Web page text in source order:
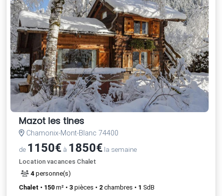
Mazot les tines
Chamonix-Mont-Blanc 74400
de 1150€ à 1850€ la semaine
Location vacances Chalet
4 personne(s)
Chalet • 150 m² • 3 pièces • 2 chambres • 1 SdB